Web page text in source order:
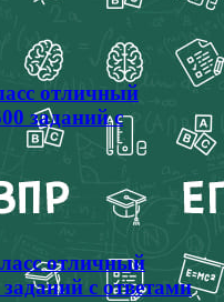
отличный
заданий с
отличный
с ответами